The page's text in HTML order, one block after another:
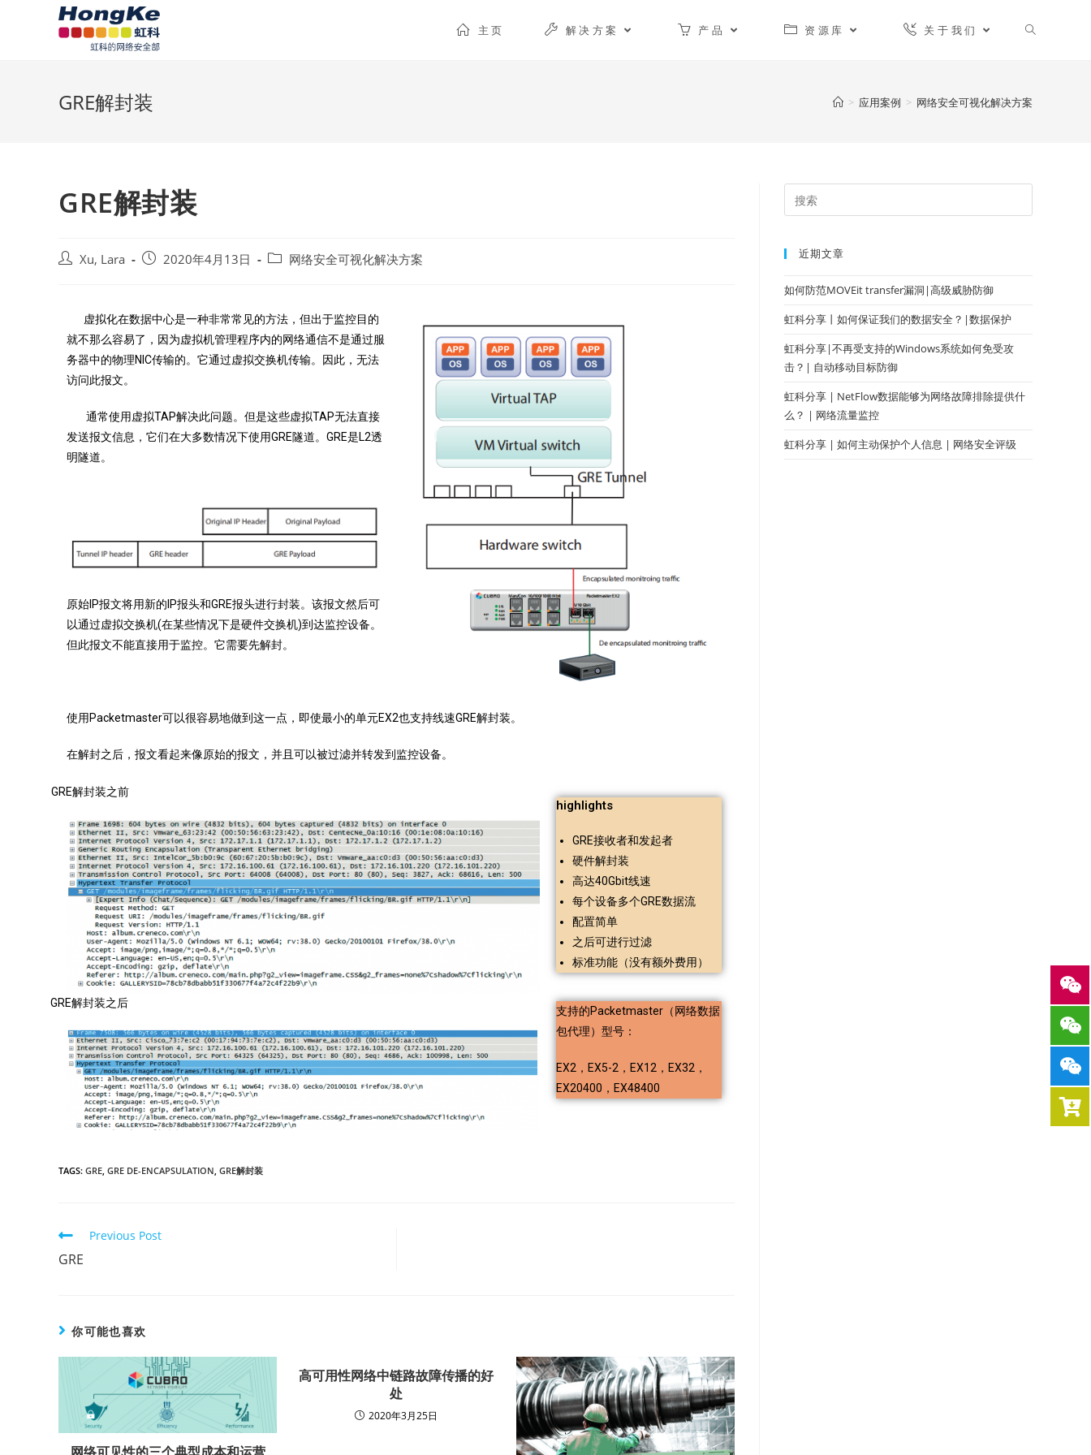
主页 解决方案 产品 资源库 关于我们
GRE解封装 > 应用案例 > 网络安全可视化解决方案
GRE解封装
Xu, Lara 2020年4月13日 网络安全可视化解决方案
虚拟化在数据中心是一种非常常见的方法，但出于监控目的
就不那么容易了，因为虚拟机管理程序内的网络通信不是通过服
务器中的物理NIC传输的。它通过虚拟交换机传输。因此，无法
访问此报文。
通常使用虚拟TAP解决此问题。但是这些虚拟TAP无法直接
发送报文信息，它们在大多数情况下使用GRE隧道。GRE是L2透
明隧道。
原始IP报文将用新的IP报头和GRE报头进行封装。该报文然后可
以通过虚拟交换机(在某些情况下是硬件交换机)到达监控设备。
但此报文不能直接用于监控。它需要先解封。
使用Packetmaster可以很容易地做到这一点，即使最小的单元EX2也支持线速GRE解封装。
在解封之后，报文看起来像原始的报文，并且可以被过滤并转发到监控设备。
GRE解封装之前
GRE解封装之后
highlights
GRE接收者和发起者
硬件解封装
高达40Gbit线速
每个设备多个GRE数据流
配置简单
之后可进行过滤
标准功能（没有额外费用）
支持的Packetmaster（网络数据
包代理）型号：
EX2，EX5-2，EX12，EX32，
EX20400，EX48400
TAGS: GRE GRE DE-ENCAPSULATION GRE解封装
Previous Post
GRE
你可能也喜欢
高可用性网络中链路故障传播的好
处
2020年3月25日
近期文章
如何防范MOVEit transfer漏洞|高级威胁防御
虹科分享丨如何保证我们的数据安全？|数据保护
虹科分享|不再受支持的Windows系统如何免受攻
击？| 自动移动目标防御
虹科分享 | NetFlow数据能够为网络故障排除提供什
么？ | 网络流量监控
虹科分享 | 如何主动保护个人信息 | 网络安全评级